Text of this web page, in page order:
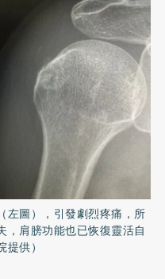
左圖），引發劇烈疼痛，所
，肩膀功能也已恢復靈活自
供）